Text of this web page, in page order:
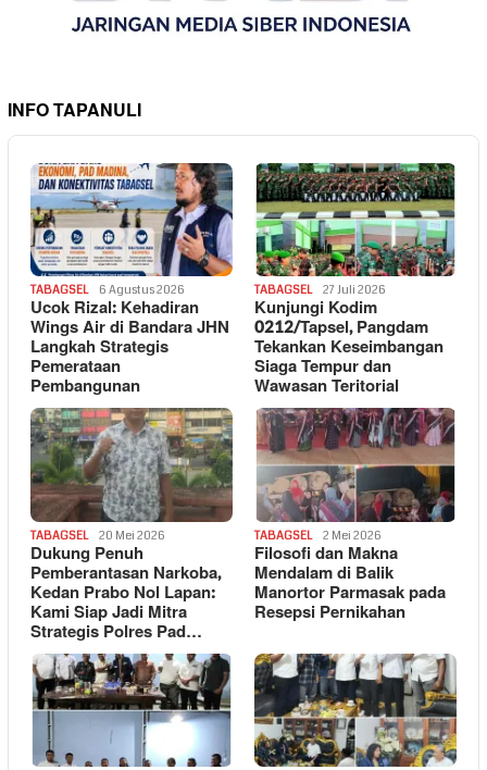
INFO TAPANULI
TABAGSEL 6 Agustus 2026
Ucok Rizal: Kehadiran
Wings Air di Bandara JHN
Langkah Strategis
Pemerataan
Pembangunan
TABAGSEL 27 Juli 2026
Kunjungi Kodim
0212/Tapsel, Pangdam
Tekankan Keseimbangan
Siaga Tempur dan
Wawasan Teritorial
TABAGSEL 20 Mei 2026
Dukung Penuh
Pemberantasan Narkoba,
Kedan Prabo Nol Lapan:
Kami Siap Jadi Mitra
Strategis Polres Pad…
TABAGSEL 2 Mei 2026
Filosofi dan Makna
Mendalam di Balik
Manortor Parmasak pada
Resepsi Pernikahan